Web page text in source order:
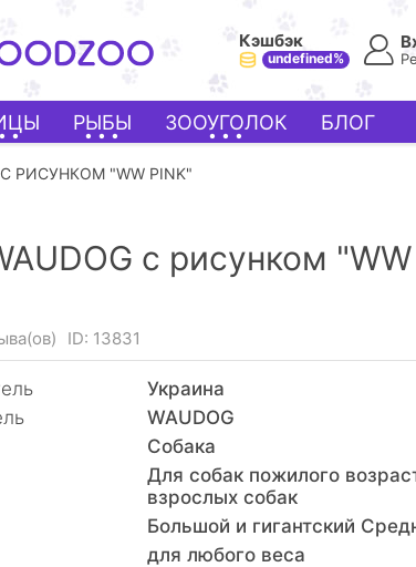
Кэшбэк
undefined%
РЫБЫ ЗООУГОЛОК БЛОГ
РИСУНКОМ "WW PINK"
с рисунком
ID: 13831
Украина
WAUDOG
Собака
Для собак пожилого
взрослых собак
Большой и гигантский
для любого веса